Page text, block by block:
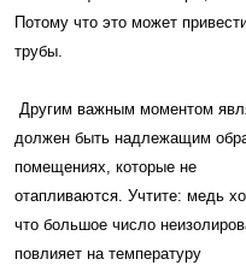
Потому что это может
трубы.
Другим важным моментом
должен быть надлежащим
помещениях, которые не
отапливаются. Учтите: медь
что большое число
повлияет на температуру